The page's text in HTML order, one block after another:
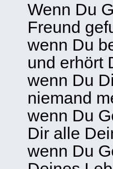
Wenn Du
Freund
wenn Du
und erhört
wenn Du
niemand
wenn Du
Dir alle
wenn Du